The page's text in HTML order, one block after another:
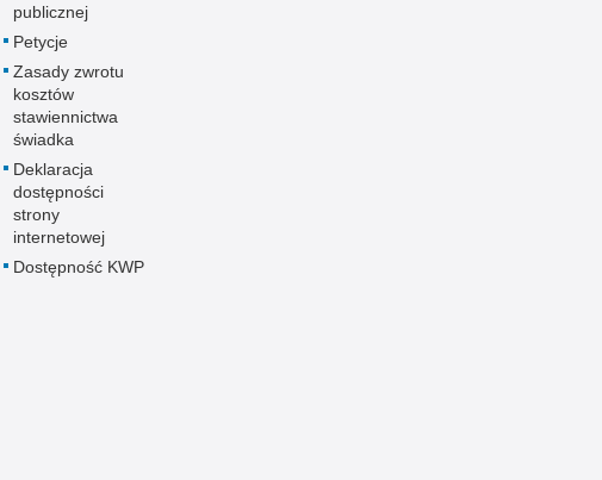
publicznej
Petycje
Zasady zwrotu
kosztów
stawiennictwa
świadka
Deklaracja
dostępności
strony
internetowej
Dostępność KWP